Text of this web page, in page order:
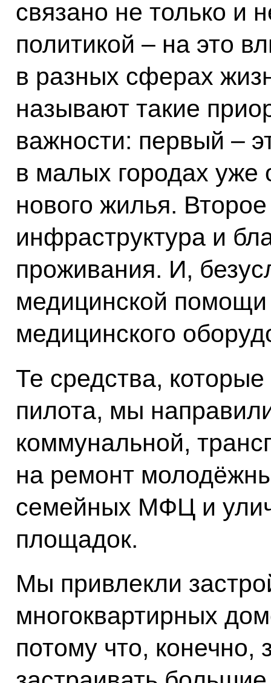
связано не только и
политикой – на это
в разных сферах
называют такие
важности: первый –
в малых городах уже
нового жилья.
инфраструктура и
проживания. И,
медицинской
медицинского
Те средства,
пилота, мы
коммунальной,
на ремонт
семейных МФЦ и
площадок.
Мы привлекли
многоквартирных
потому что,